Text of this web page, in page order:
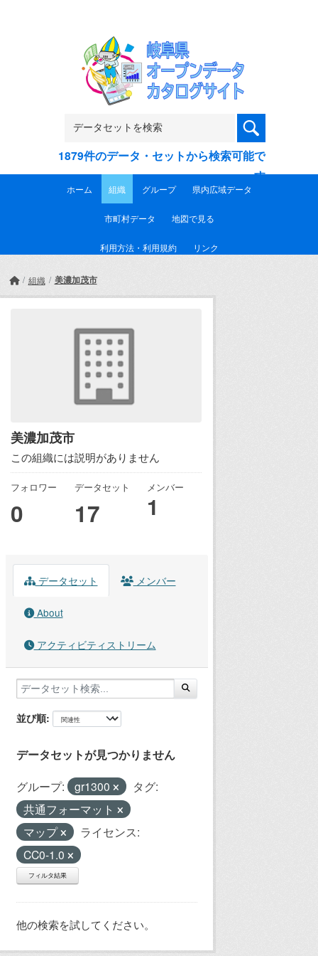
1879件のデータ・セットから検索可能で
す
ホーム 組織 グループ 県内広域データ
市町村データ 地図で見る
利用方法・利用規約 リンク
組織 美濃加茂市
美濃加茂市
この組織には説明がありません
フォロワー
0
データセット
17
メンバー
1
データセット メンバー
About
アクティビティストリーム
並び順
データセットが見つかりません
グループ: gr1300
タグ:
共通フォーマット
マップ
ライセンス:
CC0-1.0
フィルタ結果
他の検索を試してください。